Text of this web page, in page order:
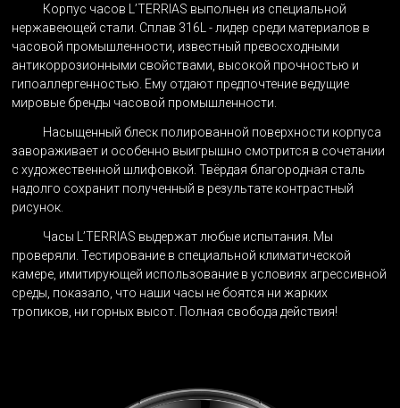
Забыли пароль?
Через соцсети
Соглашаюсь с обработкой моих персональных данных в
соответствии с Политикой конфиденциальности
Авторизируйся
чтобы получить скидку
В комментарии можно написать, что именно
понравилось или что можно улучшить в продукте
L'TERRIAS и каков был опыт его использования. После
модерации мы опубликуем твой отзыв.
ОСТАВИТЬ ОТЗЫВ
9 800 ₽ 8 820 ₽
Без застежки
9 800 ₽ 8 820 ₽
Без застежки
Без застежки
В КОРЗИНУ
Корпус часов L’TERRIAS выполнен из специальной
нержавеющей стали. Сплав 316L - лидер среди материалов в
часовой промышленности, известный превосходными
антикоррозионными свойствами, высокой прочностью и
гипоаллергенностью. Ему отдают предпочтение ведущие
мировые бренды часовой промышленности.
Насыщенный блеск полированной поверхности корпуса
завораживает и особенно выигрышно смотрится в сочетании
с художественной шлифовкой. Твёрдая благородная сталь
надолго сохранит полученный в результате контрастный
рисунок.
Часы L’TERRIAS выдержат любые испытания. Мы
проверяли. Тестирование в специальной климатической
камере, имитирующей использование в условиях агрессивной
среды, показало, что наши часы не боятся ни жарких
тропиков, ни горных высот. Полная свобода действия!